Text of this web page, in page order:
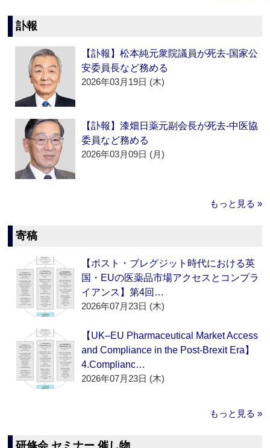
訃報
【訃報】松本純元衆院議員が死去‐国家公
安委員長など務める
2026年03月19日 (木)
【訃報】漆畑日薬元副会長が死去‐中医協
委員など務める
2026年03月09日 (月)
もっと見る »
寄稿
【ポスト・ブレグジット時代における英
国・EUの医薬品市場アクセスとコンプラ
イアンス】第4回…
2026年07月23日 (木)
【UK–EU Pharmaceutical Market Access
and Compliance in the Post-Brexit Era】
4.Complianc…
2026年07月23日 (木)
もっと見る »